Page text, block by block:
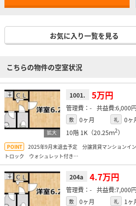
お気に入り一覧を見る
こちらの物件の空室状況
1001. 5万円
- 6,000円
敷 0ヶ月 礼
0ヶ
10階 1K（20.25ｍ2）
2025年9月末退去予定 分譲賃貸マンションイ
トロック ウォシュレット付き
オートロック・エレベーター付き 宅配ボックス有
204a 4.7万円
- 7,000円
敷 0ヶ月 礼
1ヶ